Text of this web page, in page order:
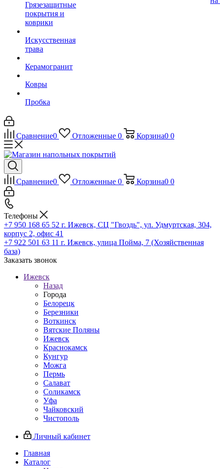
Грязезащитные
покрытия и
коврики
Искусственная
трава
Керамогранит
Ковры
Пробка
Сравнение0 Отложенные 0 Корзина0 0
Сравнение0 Отложенные 0 Корзина0 0
Телефоны
+7 950 168 65 52 г. Ижевск, СЦ "Гвоздь", ул. Удмуртская, 304,
корпус 2, офис 41
+7 922 501 63 11 г. Ижевск, улица Пойма, 7 (Хозяйственная
база)
Заказать звонок
Ижевск
Назад
Города
Белорецк
Березники
Воткинск
Вятские Поляны
Ижевск
Краснокамск
Кунгур
Можга
Пермь
Салават
Соликамск
Уфа
Чайковский
Чистополь
Личный кабинет
Главная
Каталог